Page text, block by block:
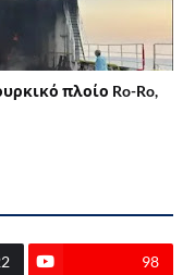
πλοίο Ro-Ro,
98